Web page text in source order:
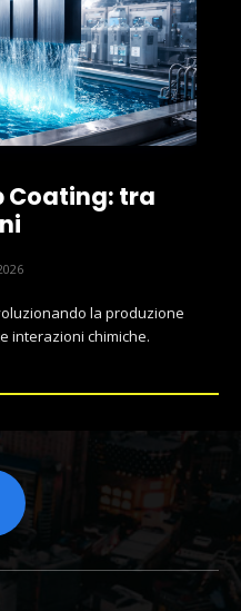
Coating: tra
la produzione
interazioni chimiche.